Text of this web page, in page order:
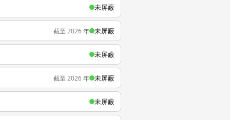
未屏蔽
截至 2026 年 未屏蔽
未屏蔽
截至 2026 年 未屏蔽
未屏蔽